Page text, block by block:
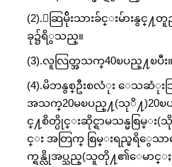
(2).ေဆြမ်ိုးသားခ်င္းမ်ားနွ
ခု၌ရိွသည္။
(3).လူလြတ္အသက္40ၿပည္႔ၿပီး။
(4).မိဘနွစ္ဦးစလံုး ေသဆံုးသ
အသက္20မၿပည္႔(သုိ႔)20ၿပ
င္႔စိတ္ပိုင္းဆိုင္ရာမသန္မစြမ္
င္း အတြက္ စြမ္းရည္မရိွေသ
က္ရန္လိုအပ္သည္(သူတို႔၏ေမာင္